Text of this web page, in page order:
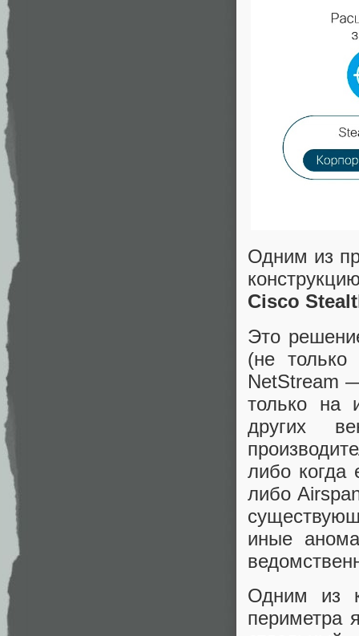
Одним из
Cisco
Это
(не
NetStream
только на
других
либо когда
либо
иные
Одним из
периметра